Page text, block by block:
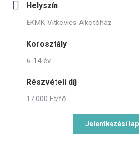
Helyszín
EKMK Vitkovics Alkotóház
Korosztály
6-14 év
Részvételi díj
17.000 Ft/fő
Jelentkezési lap